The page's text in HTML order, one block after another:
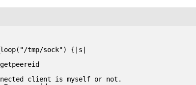
tmp/sock") {|s|
client is myself or not.